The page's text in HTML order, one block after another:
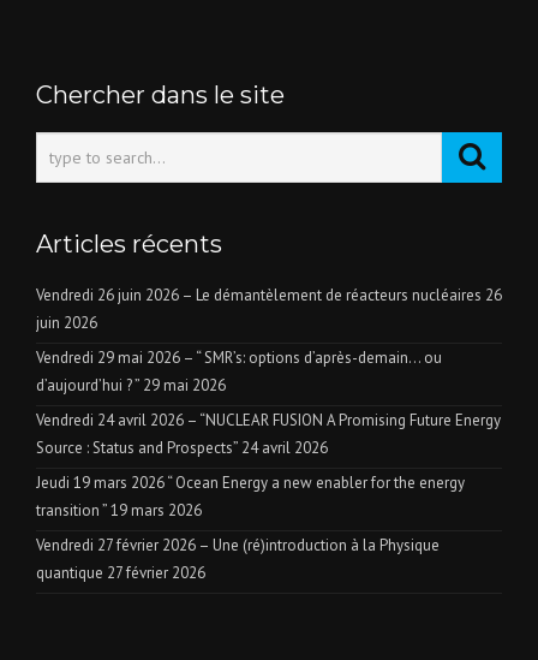
Chercher dans le site
Articles récents
Vendredi 26 juin 2026 – Le démantèlement de réacteurs nucléaires 26
juin 2026
Vendredi 29 mai 2026 – “ SMR’s: options d’après-demain… ou
d’aujourd’hui ? ” 29 mai 2026
Vendredi 24 avril 2026 – “NUCLEAR FUSION A Promising Future Energy
Source : Status and Prospects” 24 avril 2026
Jeudi 19 mars 2026 “ Ocean Energy a new enabler for the energy
transition ”19 mars 2026
Vendredi 27 février 2026 – Une (ré)introduction à la Physique
quantique 27 février 2026